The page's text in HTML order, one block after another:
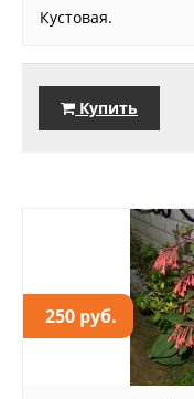
Кустовая.
Купить
250 руб.